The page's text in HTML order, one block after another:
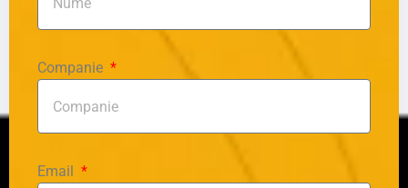
Companie
Email